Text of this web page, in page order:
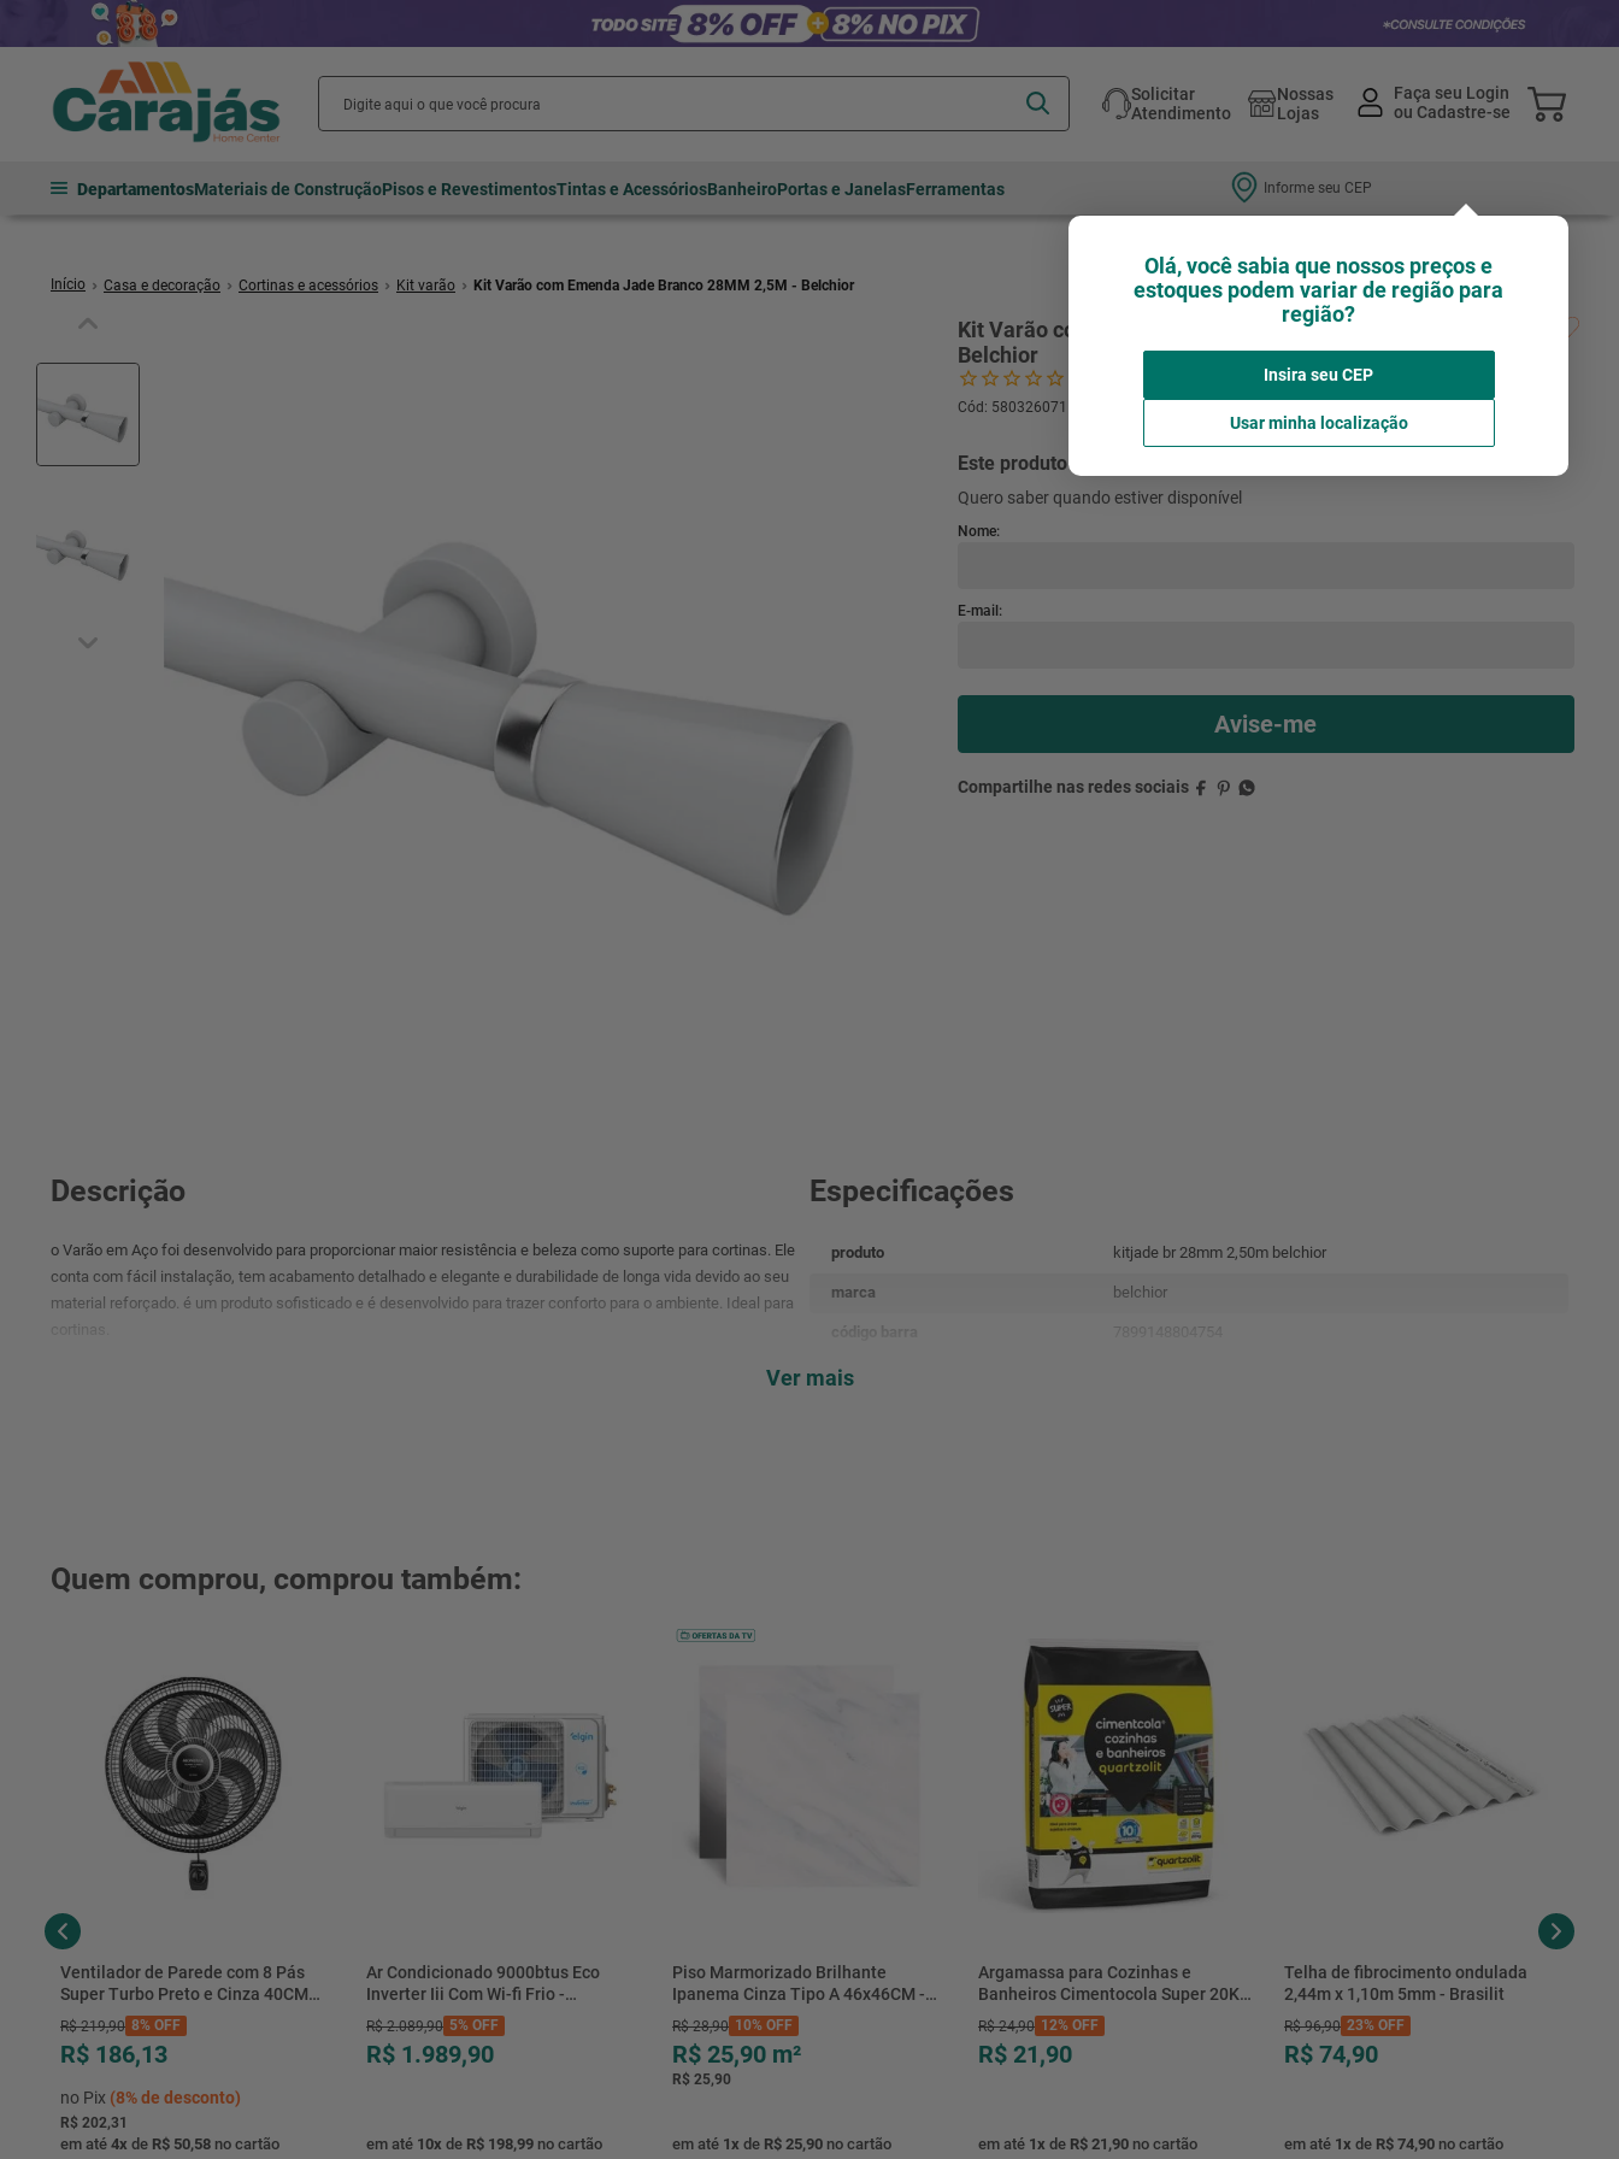
Solicitar
Atendimento
Nossas
Lojas
DepartamentosMateriais de ConstruçãoPisos e RevestimentosTintas e AcessóriosBanheiroPortas e JanelasFerramentas Informe seu CEP
Olá, você sabia que nossos preços e
estoques podem variar de região para
região?
Insira seu CEP
Usar minha localização
Casa e decoração Cortinas e acessórios Kit varão Kit Varão com Emenda Jade Branco 28MM 2,5M - Belchior
Kit Varão com Emenda Jade Branco 28MM 2,5M -
Belchior
Cód: 580326071 BELCHIOR
Este produto não está disponível no momento
Quero saber quando estiver disponível
Descrição
o Varão em Aço foi desenvolvido para proporcionar maior resistência e beleza como suporte para cortinas. Ele
conta com fácil instalação, tem acabamento detalhado e elegante e durabilidade de longa vida devido ao seu
material reforçado. é um produto sofisticado e é desenvolvido para trazer conforto para o ambiente. Ideal para
Especificações
produto kitjade br 28mm 2,50m belchior
marca belchior
referência
Ver mais
Quem comprou, comprou também:
Ventilador de Parede com 8 Pás
Super Turbo Preto e Cinza 40CM
220V 140W - VTX-40P-8P - Mondial
R$ 219,90 8% OFF
R$ 186,13
no Pix (8%de desconto)
R$ 202,31
em até 4x de R$ 50,58 no cartão
Ar Condicionado 9000btus Eco
Inverter Iii Com Wi-fi Frio -
Hjfe09c2cg|hjfi09c2wg - Elgin
R$ 2.089,90 5% OFF
R$ 1.989,90
em até 10x de R$ 198,99 no cartão
Piso Marmorizado Brilhante
Ipanema Cinza Tipo A 46x46CM -
01.012771 - Cerbras
R$ 28,90 10% OFF
R$ 25,90 m²
R$ 25,90
em até 1x de R$ 25,90 no cartão
Argamassa para Cozinhas e
Banheiros Cimentocola Super 20KG
- 0118.00001.0020PL - Quartzolit
R$ 24,90 12% OFF
R$ 21,90
em até 1x de R$ 21,90 no cartão
Telha de fibrocimento ondulada
2,44m x 1,10m 5mm - Brasilit
R$ 96,90 23% OFF
R$ 74,90
em até 1x de R$ 74,90 no cartão
piso
revestimento
tinta
cadeira
condicionado